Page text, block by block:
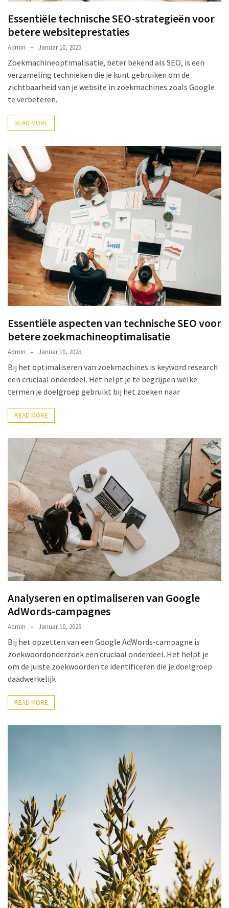
Essentiële technische SEO-strategieën voor
betere websiteprestaties
Admin Januar 10, 2025
Zoekmachineoptimalisatie, beter bekend als SEO, is een
verzameling technieken die je kunt gebruiken om de
zichtbaarheid van je website in zoekmachines zoals Google
te verbeteren.
READ MORE
Essentiële aspecten van technische SEO voor
betere zoekmachineoptimalisatie
Admin Januar 10, 2025
Bij het optimaliseren van zoekmachines is keyword research
een cruciaal onderdeel. Het helpt je te begrijpen welke
termen je doelgroep gebruikt bij het zoeken naar
READ MORE
Analyseren en optimaliseren van Google
AdWords-campagnes
Admin Januar 10, 2025
Bij het opzetten van een Google AdWords-campagne is
zoekwoordonderzoek een cruciaal onderdeel. Het helpt je
om de juiste zoekwoorden te identificeren die je doelgroep
daadwerkelijk
READ MORE